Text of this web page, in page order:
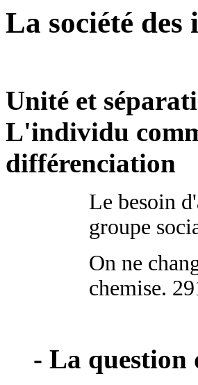
La société
Unité et
L'individu
différenciation
Le besoin
groupe
On ne
chemise.
- La